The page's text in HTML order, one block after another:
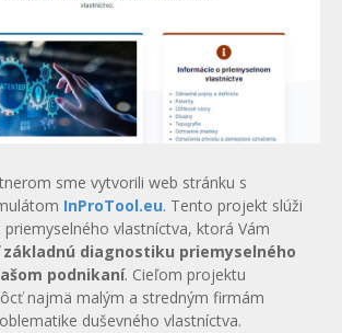
sme vytvorili web stránku s
InProTool.eu. Tento projekt slúži
vlastníctva, ktorá Vám
diagnostiku priemyselného
podnikaní. Cieľom projektu
najmä malým a stredným firmám
duševného vlastníctva.